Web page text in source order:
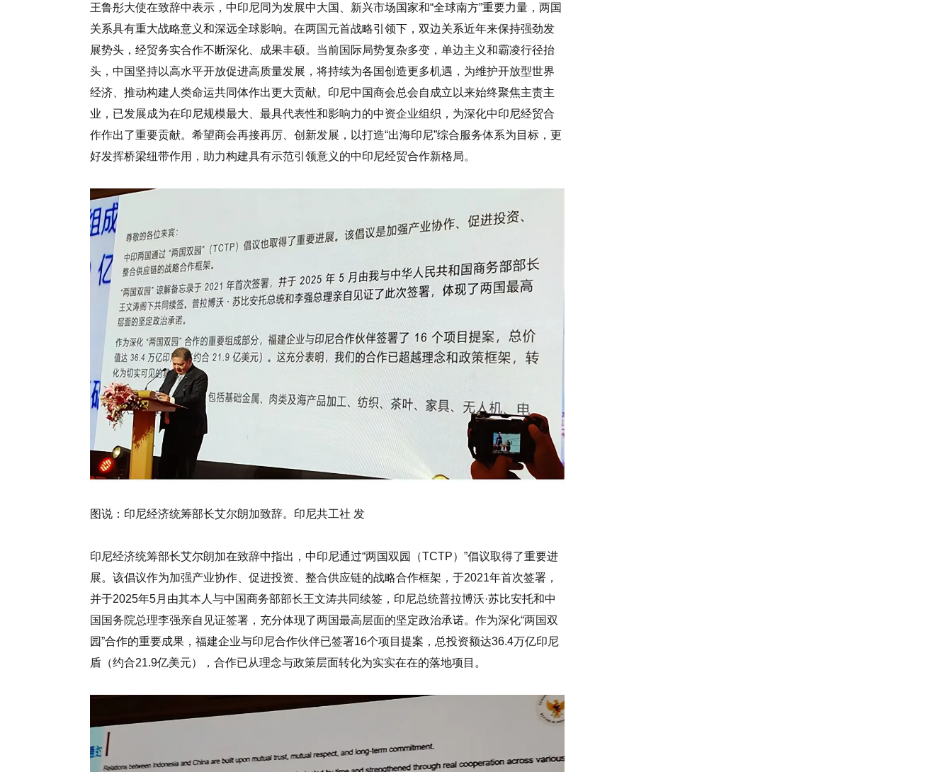
王鲁彤大使在致辞中表示，中印尼同为发展中大国、新兴市场国家和“全球南方”重要力量，两国
关系具有重大战略意义和深远全球影响。在两国元首战略引领下，双边关系近年来保持强劲发
展势头，经贸务实合作不断深化、成果丰硕。当前国际局势复杂多变，单边主义和霸凌行径抬
头，中国坚持以高水平开放促进高质量发展，将持续为各国创造更多机遇，为维护开放型世界
经济、推动构建人类命运共同体作出更大贡献。印尼中国商会总会自成立以来始终聚焦主责主
业，已发展成为在印尼规模最大、最具代表性和影响力的中资企业组织，为深化中印尼经贸合
作作出了重要贡献。希望商会再接再厉、创新发展，以打造“出海印尼”综合服务体系为目标，更
好发挥桥梁纽带作用，助力构建具有示范引领意义的中印尼经贸合作新格局。
图说：印尼经济统筹部长艾尔朗加致辞。印尼共工社 发
印尼经济统筹部长艾尔朗加在致辞中指出，中印尼通过“两国双园（TCTP）”倡议取得了重要进
展。该倡议作为加强产业协作、促进投资、整合供应链的战略合作框架，于2021年首次签署，
并于2025年5月由其本人与中国商务部部长王文涛共同续签，印尼总统普拉博沃·苏比安托和中
国国务院总理李强亲自见证签署，充分体现了两国最高层面的坚定政治承诺。作为深化“两国双
园”合作的重要成果，福建企业与印尼合作伙伴已签署16个项目提案，总投资额达36.4万亿印尼
盾（约合21.9亿美元），合作已从理念与政策层面转化为实实在在的落地项目。